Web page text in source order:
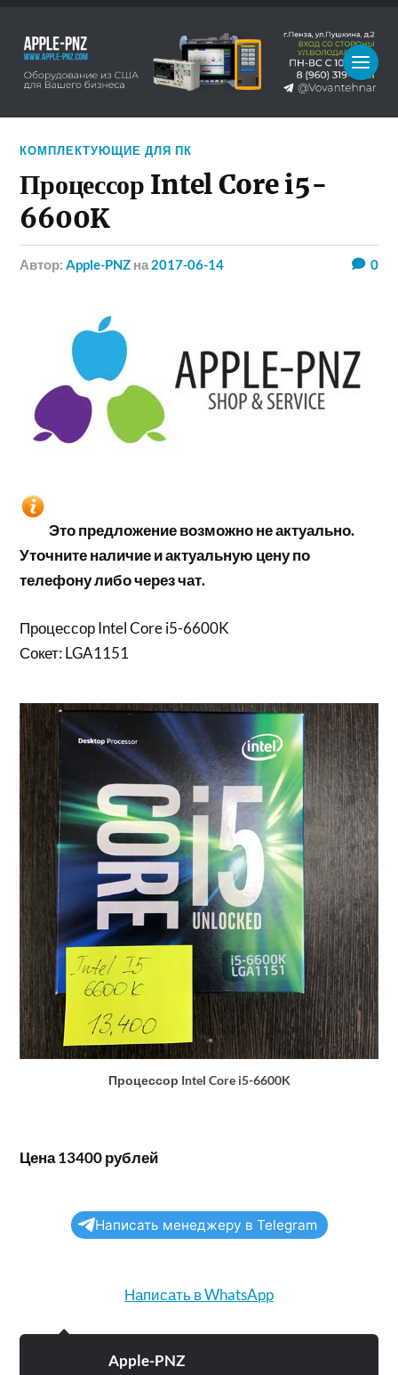
КОМПЛЕКТУЮЩИЕ ДЛЯ ПК
Процессор Intel Core i5-
6600K
Автор:Apple-PNZ на 2017-06-14 0
Это предложение возможно не актуально.
Уточните наличие и актуальную цену по
телефону либо через чат.
Процессор Intel Core i5-6600K
Сокет: LGA1151
Процессор Intel Core i5-6600K
Цена 13400 рублей
Написать менеджеру в Telegram
Написать в WhatsApp
Apple-PNZ